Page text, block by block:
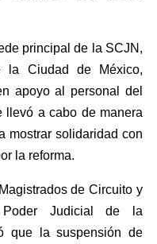
principal de la SCJN,
la Ciudad de México,
apoyo al personal del
llevó a cabo de manera
mostrar solidaridad con
la reforma.
de Circuito y
Judicial de la
que la suspensión de